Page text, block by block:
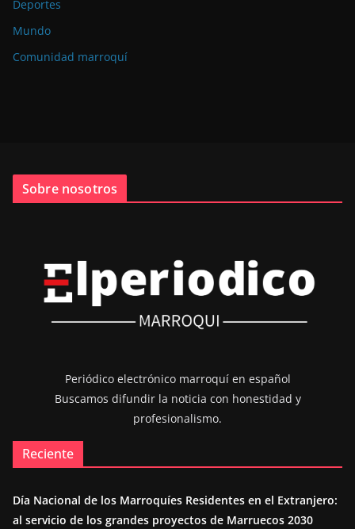
Deportes
Mundo
Comunidad marroquí
Sobre nosotros
Periódico electrónico marroquí en español
Buscamos difundir la noticia con honestidad y
profesionalismo.
Reciente
Día Nacional de los Marroquíes Residentes en el Extranjero:
al servicio de los grandes proyectos de Marruecos 2030